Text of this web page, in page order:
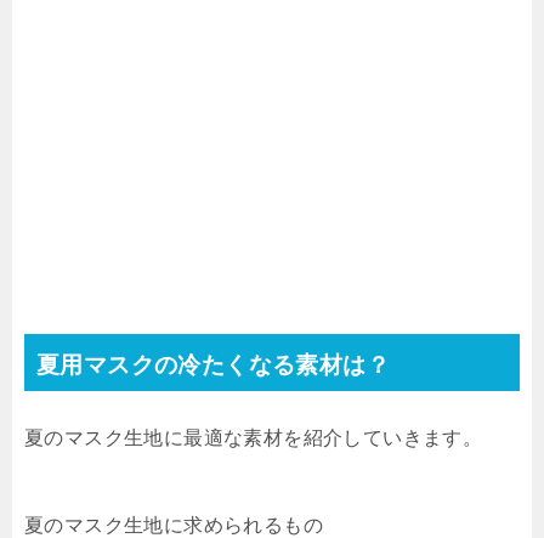
夏用マスクの冷たくなる素材は？
夏のマスク生地に最適な素材を紹介していきます。
夏のマスク生地に求められるもの